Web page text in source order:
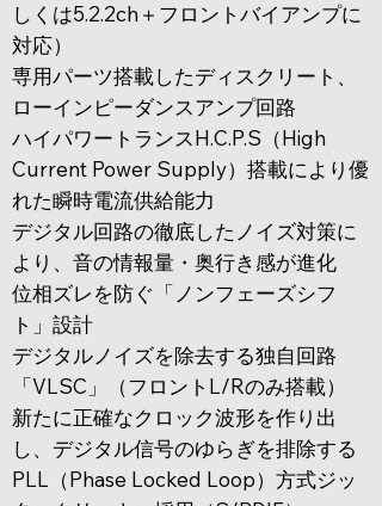
しくは5.2.2ch＋フロントバイアンプに
対応）
専用パーツ搭載したディスクリート、
ローインピーダンスアンプ回路
ハイパワートランスH.C.P.S（High
Current Power Supply）搭載により優
れた瞬時電流供給能力
デジタル回路の徹底したノイズ対策に
より、音の情報量・奥行き感が進化
位相ズレを防ぐ「ノンフェーズシフ
ト」設計
デジタルノイズを除去する独自回路
「VLSC」（フロントL/Rのみ搭載）
新たに正確なクロック波形を作り出
し、デジタル信号のゆらぎを排除する
PLL（Phase Locked Loop）方式ジッ